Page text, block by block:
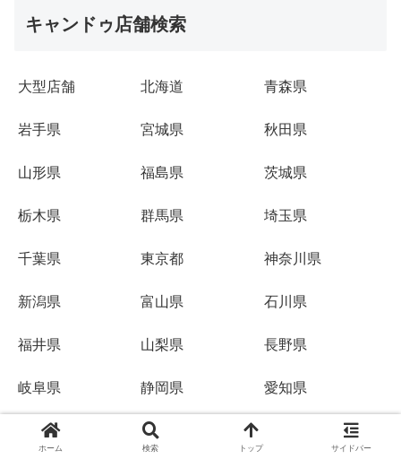
キャンドゥ店舗検索
大型店舗 北海道 青森県
岩手県 宮城県 秋田県
山形県 福島県 茨城県
栃木県 群馬県 埼玉県
千葉県 東京都 神奈川県
新潟県 富山県 石川県
福井県 山梨県 長野県
岐阜県 静岡県 愛知県
三重県 滋賀県
ホーム 検索 トップ サイドバー